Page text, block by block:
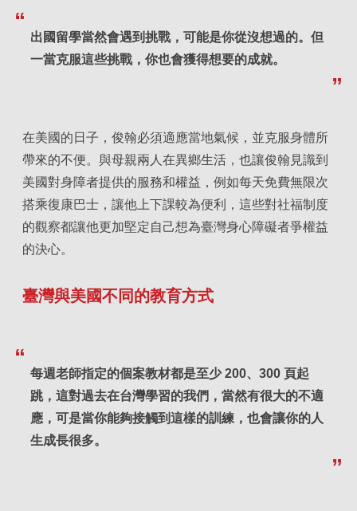
出國留學當然會遇到挑戰，可能是你從沒想過的。但
一當克服這些挑戰，你也會獲得想要的成就。
在美國的日子，俊翰必須適應當地氣候，並克服身體所
帶來的不便。與母親兩人在異鄉生活，也讓俊翰見識到
美國對身障者提供的服務和權益，例如每天免費無限次
搭乘復康巴士，讓他上下課較為便利，這些對社福制度
的觀察都讓他更加堅定自己想為臺灣身心障礙者爭權益
的決心。
臺灣與美國不同的教育方式
每週老師指定的個案教材都是至少 200、300 頁起
跳，這對過去在台灣學習的我們，當然有很大的不適
應，可是當你能夠接觸到這樣的訓練，也會讓你的人
生成長很多。